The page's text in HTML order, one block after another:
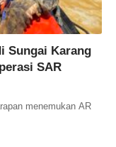
Sungai Karang
SAR
menemukan AR